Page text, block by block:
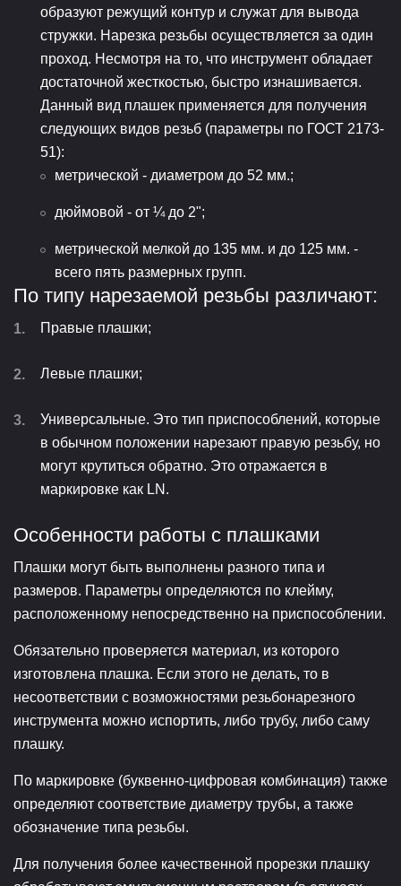
образуют режущий контур и служат для вывода
стружки. Нарезка резьбы осуществляется за один
проход. Несмотря на то, что инструмент обладает
достаточной жесткостью, быстро изнашивается.
Данный вид плашек применяется для получения
следующих видов резьб (параметры по ГОСТ 2173-
51):
метрической - диаметром до 52 мм.;
дюймовой - от ¼ до 2";
метрической мелкой до 135 мм. и до 125 мм. -
всего пять размерных групп.
По типу нарезаемой резьбы различают:
Правые плашки;
Левые плашки;
Универсальные. Это тип приспособлений, которые
в обычном положении нарезают правую резьбу, но
могут крутиться обратно. Это отражается в
маркировке как LN.
Особенности работы с плашками
Плашки могут быть выполнены разного типа и
размеров. Параметры определяются по клейму,
расположенному непосредственно на приспособлении.
Обязательно проверяется материал, из которого
изготовлена плашка. Если этого не делать, то в
несоответствии с возможностями резьбонарезного
инструмента можно испортить, либо трубу, либо саму
плашку.
По маркировке (буквенно-цифровая комбинация) также
определяют соответствие диаметру трубы, а также
обозначение типа резьбы.
Для получения более качественной прорезки плашку